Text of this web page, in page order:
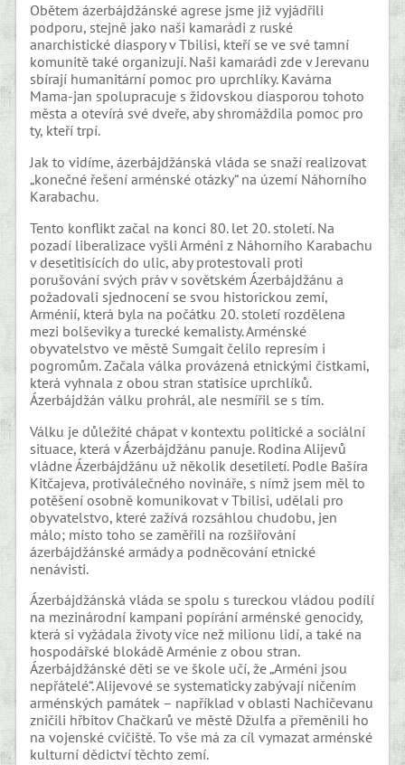
Obětem ázerbájdžánské agrese jsme již vyjádřili
podporu, stejně jako naši kamarádi z ruské
anarchistické diaspory v Tbilisi, kteří se ve své tamní
komunitě také organizují. Naši kamarádi zde v Jerevanu
sbírají humanitární pomoc pro uprchlíky. Kavárna
Mama-jan spolupracuje s židovskou diasporou tohoto
města a otevírá své dveře, aby shromáždila pomoc pro
ty, kteří trpí.
Jak to vidíme, ázerbájdžánská vláda se snaží realizovat
„konečné řešení arménské otázky“ na území Náhorního
Karabachu.
Tento konflikt začal na konci 80. let 20. století. Na
pozadí liberalizace vyšli Arméni z Náhorního Karabachu
v desetitisících do ulic, aby protestovali proti
porušování svých práv v sovětském Ázerbájdžánu a
požadovali sjednocení se svou historickou zemí,
Arménií, která byla na počátku 20. století rozdělena
mezi bolševiky a turecké kemalisty. Arménské
obyvatelstvo ve městě Sumgait čelilo represím i
pogromům. Začala válka provázená etnickými čistkami,
která vyhnala z obou stran statisíce uprchlíků.
Ázerbájdžán válku prohrál, ale nesmířil se s tím.
Válku je důležité chápat v kontextu politické a sociální
situace, která v Ázerbájdžánu panuje. Rodina Alijevů
vládne Ázerbájdžánu už několik desetiletí. Podle Bašíra
Kitčajeva, protiválečného novináře, s nímž jsem měl to
potěšení osobně komunikovat v Tbilisi, udělali pro
obyvatelstvo, které zažívá rozsáhlou chudobu, jen
málo; místo toho se zaměřili na rozšiřování
ázerbájdžánské armády a podněcování etnické
nenávisti.
Ázerbájdžánská vláda se spolu s tureckou vládou podílí
na mezinárodní kampani popírání arménské genocidy,
která si vyžádala životy více než milionu lidí, a také na
hospodářské blokádě Arménie z obou stran.
Ázerbájdžánské děti se ve škole učí, že „Arméni jsou
nepřátelé“. Alijevové se systematicky zabývají ničením
arménských památek – například v oblasti Nachičevanu
zničili hřbitov Chačkarů ve městě Džulfa a přeměnili ho
na vojenské cvičiště. To vše má za cíl vymazat arménské
kulturní dědictví těchto zemí.